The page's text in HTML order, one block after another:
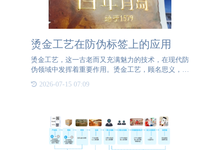
烫金工艺在防伪标签上的应用
烫金工艺，这一古老而又充满魅力的技术，在现代防
伪领域中发挥着重要作用。烫金工艺，顾名思义，就
面覆盖一层金属箔，从而呈现出金色或其他金属色
2026-07-15 07:09